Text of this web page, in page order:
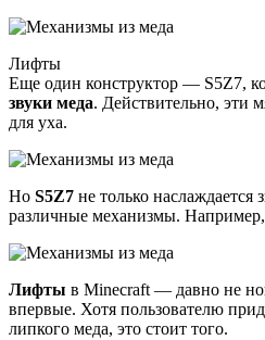
Лифты
Еще один конструктор — S5Z7,
звуки меда. Действительно, эти
для уха.
Но S5Z7 не только наслаждается
различные механизмы. Например,
Лифты в Minecraft — давно не
впервые. Хотя пользователю
липкого меда, это стоит того.